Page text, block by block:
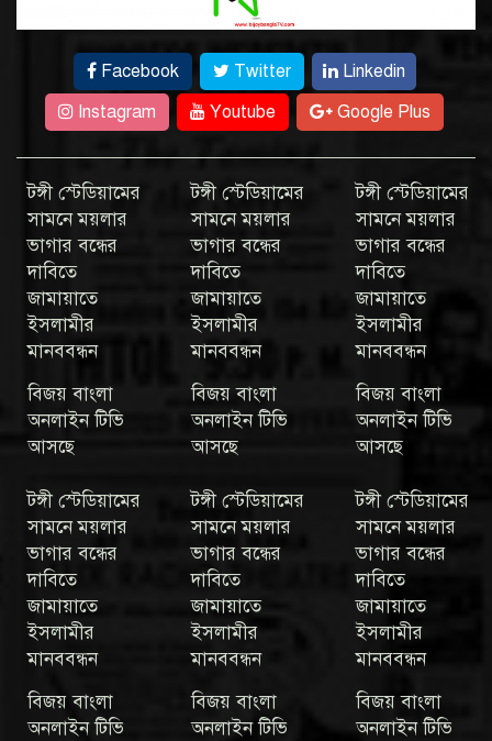
Facebook Twitter
Linkedin
Instagram
Youtube Google Plus
টঙ্গী স্টেডিয়ামের
সামনে ময়লার
ভাগার বন্ধের
দাবিতে
জামায়াতে
ইসলামীর
মানববন্ধন
বিজয় বাংলা
অনলাইন টিভি
আসছে
টঙ্গী স্টেডিয়ামের
সামনে ময়লার
ভাগার বন্ধের
দাবিতে
জামায়াতে
ইসলামীর
মানববন্ধন
বিজয় বাংলা
অনলাইন টিভি
আসছে
টঙ্গী স্টেডিয়ামের
সামনে ময়লার
ভাগার বন্ধের
দাবিতে
জামায়াতে
ইসলামীর
মানববন্ধন
বিজয় বাংলা
অনলাইন টিভি
আসছে
টঙ্গী স্টেডিয়ামের
সামনে ময়লার
ভাগার বন্ধের
দাবিতে
জামায়াতে
ইসলামীর
মানববন্ধন
বিজয় বাংলা
অনলাইন টিভি
টঙ্গী স্টেডিয়ামের
সামনে ময়লার
ভাগার বন্ধের
দাবিতে
জামায়াতে
ইসলামীর
মানববন্ধন
বিজয় বাংলা
অনলাইন টিভি
টঙ্গী স্টেডিয়ামের
সামনে ময়লার
ভাগার বন্ধের
দাবিতে
জামায়াতে
ইসলামীর
মানববন্ধন
বিজয় বাংলা
অনলাইন টিভি